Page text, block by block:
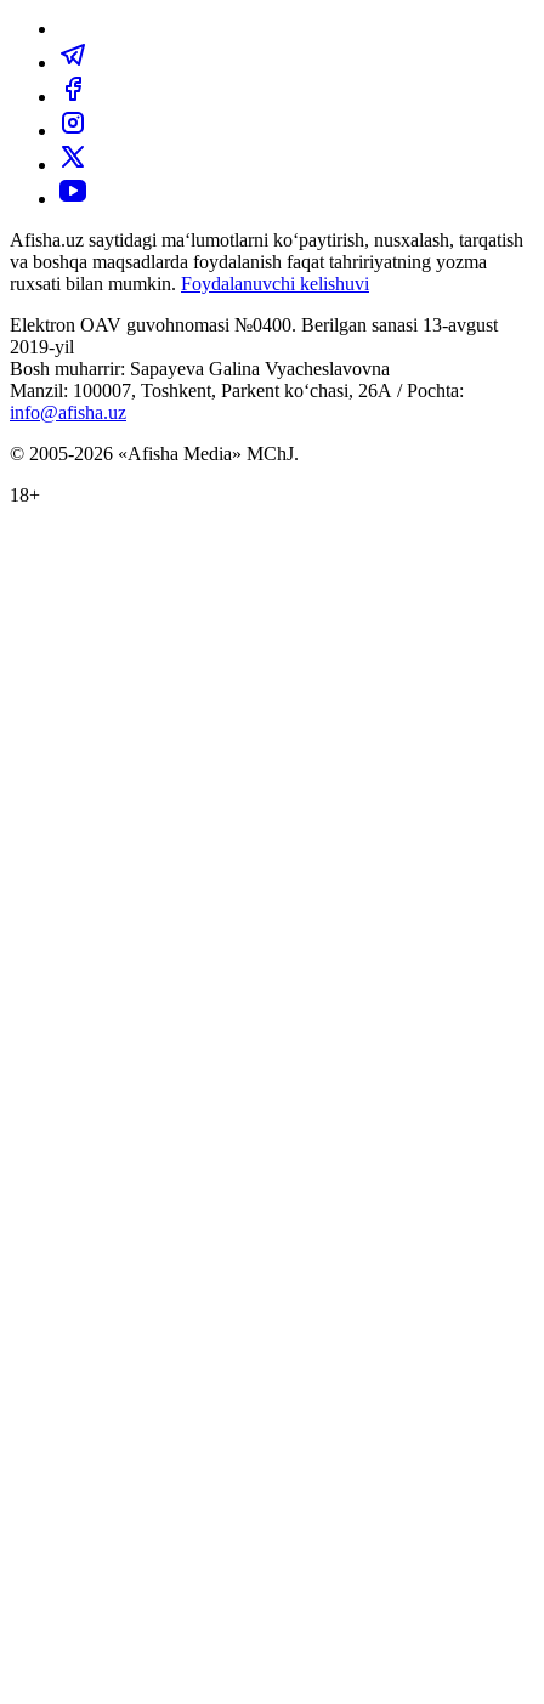
Afisha.uz saytidagi ma‘lumotlarni ko‘paytirish, nusxalash, tarqatish
va boshqa maqsadlarda foydalanish faqat tahririyatning yozma
ruxsati bilan mumkin. Foydalanuvchi kelishuvi
Elektron OAV guvohnomasi №0400. Berilgan sanasi 13-avgust
2019-yil
Bosh muharrir: Sapayeva Galina Vyacheslavovna
Manzil: 100007, Toshkent, Parkent ko‘chasi, 26А / Pochta:
info@afisha.uz
© 2005-2026 «Afisha Media» MChJ.
18+